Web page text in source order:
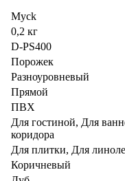
Myck
0,2 кг
D-PS400
Порожек
Разноуровневый
Прямой
ПВХ
Для гостиной, Для
коридора
Для плитки, Для
Коричневый